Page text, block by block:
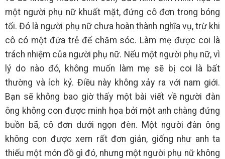
một người phụ nữ khuất mặt, đứng cô đơn trong bóng
tối. Đó là người phụ nữ chưa hoàn thành nghĩa vụ, trừ khi
cô có một đứa trẻ để chăm sóc. Làm mẹ được coi là
trách nhiệm của người phụ nữ. Nếu một người phụ nữ, vì
lý do nào đó, không muốn làm mẹ sẽ bị coi là bất
thường và ích kỷ. Điều này không xảy ra với nam giới.
Bạn sẽ không bao giờ thấy một bài viết về người đàn
ông không con được minh họa bởi một anh chàng đứng
buồn bã, cô đơn dưới ngọn đèn. Một người đàn ông
không con được xem rất đơn giản, giống như anh ta
thiếu một món đồ gì đó, nhưng một người phụ nữ không